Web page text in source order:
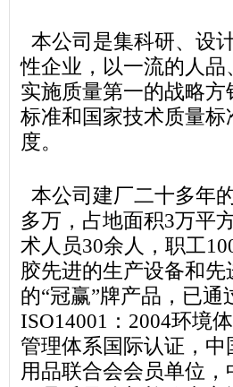
本公司是集科研、设
性企业，以一流的人
实施质量第一的战略
标准和国家技术质量
度。
本公司建厂二十多年
多万，占地面积3万平
术人员30余人，职工
胶先进的生产设备和
的“冠赢”牌产品，已通
ISO14001：2004环境
管理体系国际认证，
用品联合会会员单位